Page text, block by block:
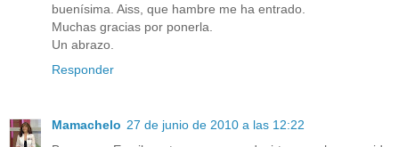
buenísima. Aiss, que hambre me ha entrado.
Muchas gracias por ponerla.
Un abrazo.
Responder
Mamachelo 27 de junio de 2010 a las 12:22